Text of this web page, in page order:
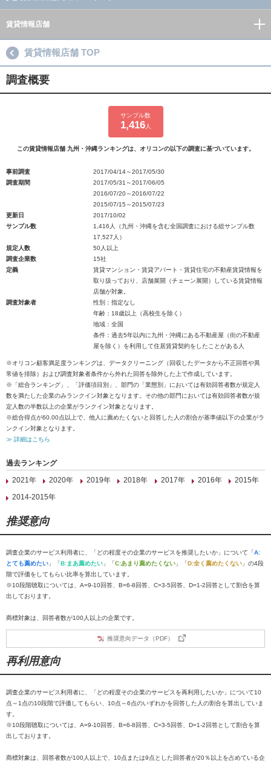
賃貸情報店舗
賃貸情報店舗 TOP
調査概要
サンプル数
1,416人
この賃貸情報店舗 九州・沖縄ランキングは、オリコンの以下の調査に基づいています。
事前調査
2017/04/14～2017/05/30
調査期間
2017/05/31～2017/06/05
2016/07/20～2016/07/22
2015/07/15～2015/07/23
更新日
2017/10/02
サンプル数
1,416人（九州・沖縄を含む全国調査における総サンプル数
17,527人）
規定人数
50人以上
調査企業数
15社
定義
賃貸マンション・賃貸アパート・賃貸住宅の不動産賃貸情報を
取り扱っており、店舗展開（チェーン展開）している賃貸情報
店舗が対象。
調査対象者
性別：指定なし
年齢：18歳以上（高校生を除く）
地域：全国
条件：過去5年以内に九州・沖縄にある不動産屋（街の不動産
屋を除く）を利用して住居賃貸契約をしたことがある人
※オリコン顧客満足度ランキングは、データクリーニング（回収したデータから不正回答や異
常値を排除）および調査対象者条件から外れた回答を除外した上で作成しています。
※「総合ランキング」、「評価項目別」、部門の「業態別」においては有効回答者数が規定人
数を満たした企業のみランクイン対象となります。その他の部門においては有効回答者数が規
定人数の半数以上の企業がランクイン対象となります。
※総合得点が60.00点以上で、他人に薦めたくないと回答した人の割合が基準値以下の企業がラ
ンクイン対象となります。
≫ 詳細はこちら
過去ランキング
2021年
2020年 2019年 2018年 2017年 2016年
2015年
2014-2015年
推奨意向
調査企業のサービス利用者に、「どの程度その企業のサービスを推奨したいか」について「A:
とても薦めたい 」「B:まあ薦めたい 」「C:あまり薦めたくない 」「D:全く薦めたくない 」の4段
階で評価をしてもらい比率を算出しています。
※10段階聴取については、A=9-10回答、B=6-8回答、C=3-5回答、D=1-2回答として割合を算
出しております。
商標対象は、回答者数が100人以上の企業です。
推奨意向データ（PDF）
再利用意向
調査企業のサービス利用者に、「どの程度その企業のサービスを再利用したいか」について10
点～1点の10段階で評価してもらい、10点～6点のいずれかを回答した人の割合を算出していま
す。
※10段階聴取については、A=9-10回答、B=6-8回答、C=3-5回答、D=1-2回答として割合を算
出しております。
商標対象は、回答者数が100人以上で、10点または9点とした回答者が20％以上を占めている企